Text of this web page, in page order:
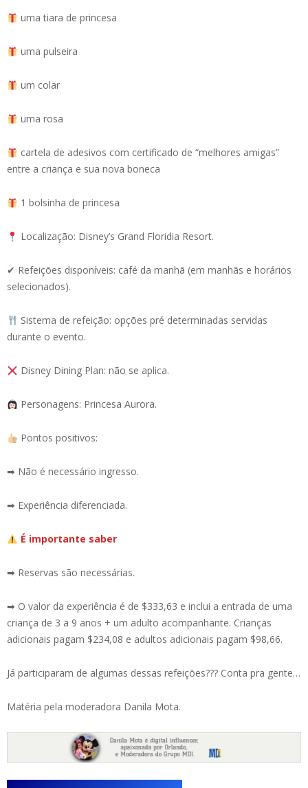
uma tiara de princesa
uma pulseira
um colar
uma rosa
cartela de adesivos com certificado de “melhores amigas”
entre a criança e sua nova boneca
1 bolsinha de princesa
Localização: Disney’s Grand Floridia Resort.
✔ Refeições disponíveis: café da manhã (em manhãs e horários
selecionados).
Sistema de refeição: opções pré determinadas servidas
durante o evento.
Disney Dining Plan: não se aplica.
Personagens: Princesa Aurora.
Pontos positivos:
➡ Não é necessário ingresso.
➡ Experiência diferenciada.
É importante saber
➡ Reservas são necessárias.
➡ O valor da experiência é de $333,63 e inclui a entrada de uma
criança de 3 a 9 anos + um adulto acompanhante. Crianças
adicionais pagam $234,08 e adultos adicionais pagam $98,66.
Já participaram de algumas dessas refeições??? Conta pra gente…
Matéria pela moderadora Danila Mota.